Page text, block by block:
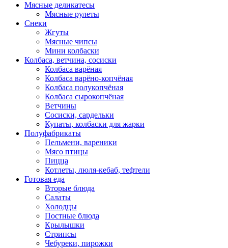
Мясные деликатесы
Мясные рулеты
Снеки
Жгуты
Мясные чипсы
Мини колбаски
Колбаса, ветчина, сосиски
Колбаса варёная
Колбаса варёно-копчёная
Колбаса полукопчёная
Колбаса сырокопчёная
Ветчины
Сосиски, сардельки
Купаты, колбаски для жарки
Полуфабрикаты
Пельмени, вареники
Мясо птицы
Пицца
Котлеты, люля-кебаб, тефтели
Готовая еда
Вторые блюда
Салаты
Холодцы
Постные блюда
Крылышки
Стрипсы
Чебуреки, пирожки